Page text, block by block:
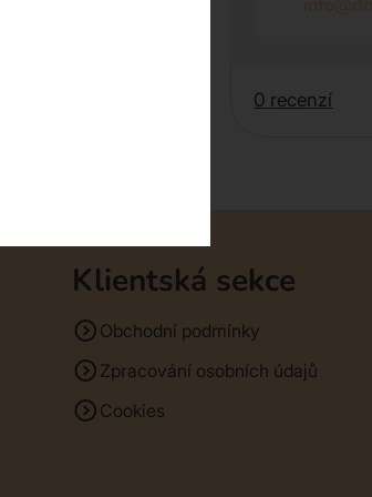
0 recenzí
Klientská sekce
Obchodní podmínky
Zpracování osobních údajů
Cookies